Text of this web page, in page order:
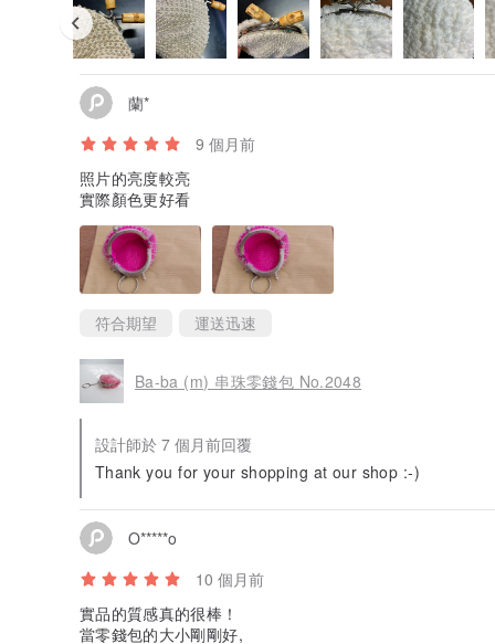
蘭*
9 個月前
照片的亮度較亮
實際顏色更好看
符合期望 運送迅速
Ba-ba (m) 串珠零錢包 No.2048
設計師於 7 個月前回覆
Thank you for your shopping at our shop :-)
O*****o
10 個月前
實品的質感真的很棒！
當零錢包的大小剛剛好,